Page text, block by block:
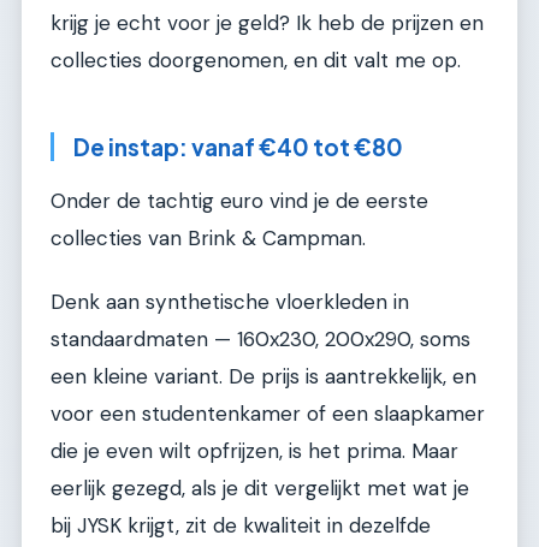
krijg je echt voor je geld? Ik heb de prijzen en
collecties doorgenomen, en dit valt me op.
De instap: vanaf €40 tot €80
Onder de tachtig euro vind je de eerste
collecties van Brink & Campman.
Denk aan synthetische vloerkleden in
standaardmaten — 160x230, 200x290, soms
een kleine variant. De prijs is aantrekkelijk, en
voor een studentenkamer of een slaapkamer
die je even wilt opfrijzen, is het prima. Maar
eerlijk gezegd, als je dit vergelijkt met wat je
bij JYSK krijgt, zit de kwaliteit in dezelfde